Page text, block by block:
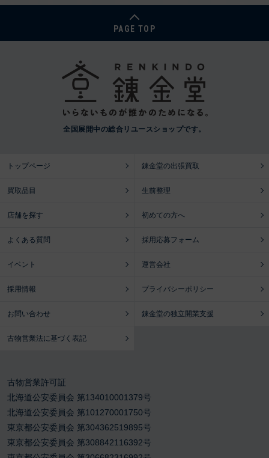
PAGE TOP
全国展開中の総合リユースショップです。
トップページ 錬金堂の出張買取
買取品目 生前整理
店舗を探す 初めての方へ
よくある質問 採用応募フォーム
イベント 運営会社
採用情報 プライバシーポリシー
お問い合わせ 錬金堂の独立開業支援
古物営業法に基づく表記
古物営業許可証
北海道公安委員会 第134010001379号
北海道公安委員会 第101270001750号
東京都公安委員会 第304362519895号
東京都公安委員会 第308842116392号